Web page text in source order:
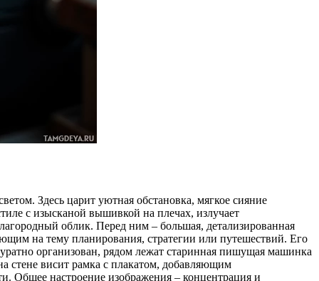
Здесь царит уютная обстановка, мягкое сияние
с изысканой вышивкой на плечах, излучает
облик. Перед ним – большая, детализированная
на тему планирования, стратегии или путешествий. Его
организован, рядом лежат старинная пишущая машинка
стене висит рамка с плакатом, добавляющим
Общее настроение изображения – концентрация и